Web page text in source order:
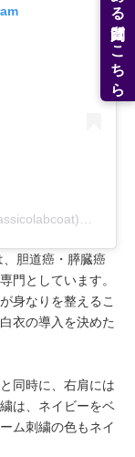
Classico (クラシコ)- 白衣・スクラブ(@classicolabcoat)がシェアした投稿
胆道癌・膵臓癌
門としています。
身なりを整えるこ
衣の導入を決めた
同時に、右肩には
は、ネイビーをベ
ム刺繍の色もネイ